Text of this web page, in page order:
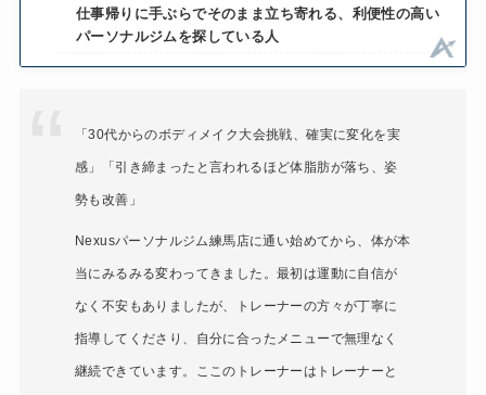
仕事帰りに手ぶらでそのまま立ち寄れる、利便性の高い
パーソナルジムを探している人
「30代からのボディメイク大会挑戦、確実に変化を実
感」「引き締まったと言われるほど体脂肪が落ち、姿
勢も改善」
Nexusパーソナルジム練馬店に通い始めてから、体が本
当にみるみる変わってきました。最初は運動に自信が
なく不安もありましたが、トレーナーの方々が丁寧に
指導してくださり、自分に合ったメニューで無理なく
継続できています。ここのトレーナーはトレーナーと